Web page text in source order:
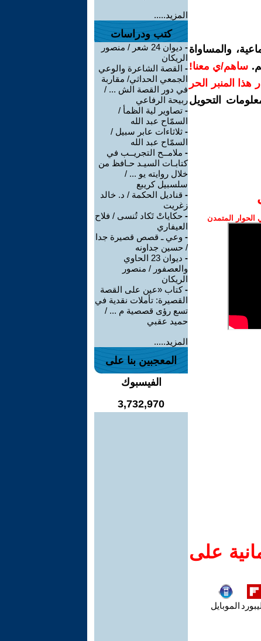
والمساواة
ساهم/ي معنا!
هذا المنبر الحر
التحويل
المتمدن
على
الموبايل
المزيد.....
كتب ودراسات
-
ديوان 24 شعر / منصور
الريكان
- القصة الشاعرة والوعي
الجمعي الحداثي/ مقاربة
في دور القصة الش ... /
ربيحة الرفاعي
- تصاوير لية الظمأ /
السمّاح عبد الله
- ثلاثاءات عابر سبيل /
السمّاح عبد الله
- ملامــح التجريــب في
كتابـات السيـد حـافظ من
خلال روايته يو ... /
سلسبيل كريبع
- قناديل الحكمة / د. خالد
زغريت
- حكاياتْ تَكاد تُنسى / فلاح
العيفاري
- وعي ـ قصص قصيرة جدا
/ حسين جداونه
-
ديوان 23 الحاوي
والعصفور / منصور
الريكان
-كتاب «عين على القصة
القصيرة: تأملات نقدية في
تسع رؤى قصصية م ... /
حميد عقبي
المزيد.....
المعجبين بنا على
الفيسبوك
3,732,970